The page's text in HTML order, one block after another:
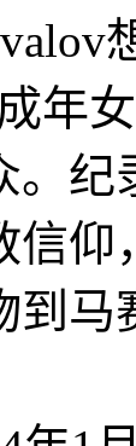
年
。纪
信仰
到马